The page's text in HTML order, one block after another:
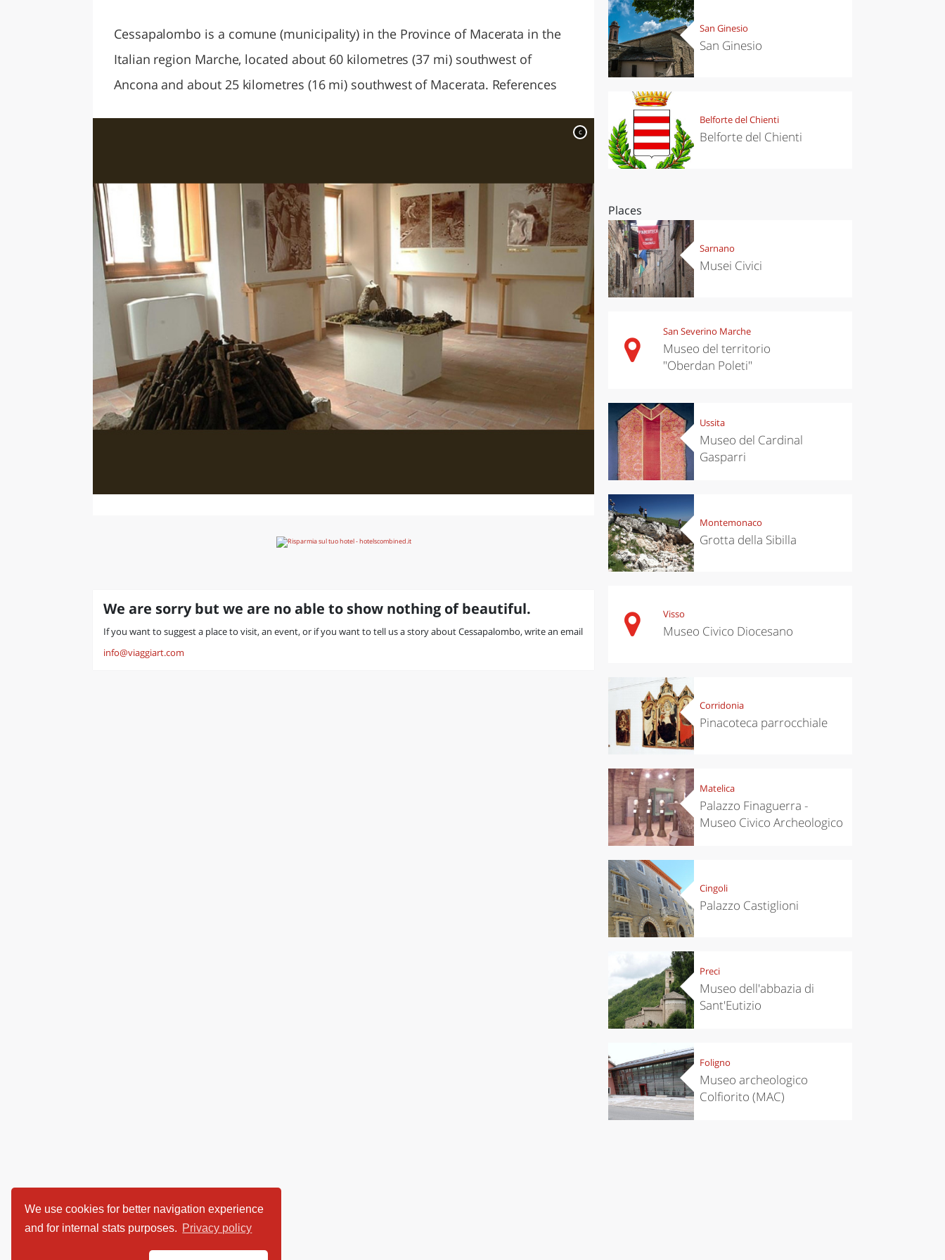
We use cookies for better navigation experience
and for internal stats purposes. Privacy policy
Cessapalombo is a comune (municipality) in the Province of Macerata in the
Italian region Marche, located about 60 kilometres (37 mi) southwest of
Ancona and about 25 kilometres (16 mi) southwest of Macerata. References
c
We are sorry but we are no able to show nothing of beautiful.
If you want to suggest a place to visit, an event, or if you want to tell us a story about Cessapalombo, write an email
info@viaggiart.com
San Ginesio
San Ginesio
Belforte del Chienti
Belforte del Chienti
Places
Sarnano
Musei Civici
San Severino Marche
Museo del territorio
"Oberdan Poleti"
Ussita
Museo del Cardinal
Gasparri
Montemonaco
Grotta della Sibilla
Visso
Museo Civico Diocesano
Corridonia
Pinacoteca parrocchiale
Matelica
Palazzo Finaguerra -
Museo Civico Archeologico
Cingoli
Palazzo Castiglioni
Preci
Museo dell'abbazia di
Sant'Eutizio
Foligno
Museo archeologico
Colfiorito (MAC)